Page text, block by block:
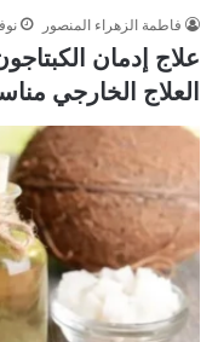
فاطمة الزهراء المنصور
علاج إدمان
العلاج الخارجي